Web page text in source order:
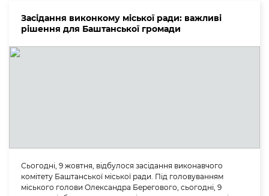
Засідання виконкому міської ради: важливі
рішення для Баштанської громади
Сьогодні, 9 жовтня, відбулося засідання виконавчого
комітету Баштанської міської ради. Під головуванням
міського голови Олександра Берегового, сьогодні, 9